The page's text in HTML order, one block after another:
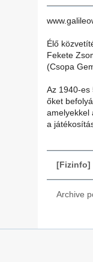
Élő
Fekete
(Csopa
Az 1940-es
őket
amelyekkel
a
[Fizinfo]
Archive